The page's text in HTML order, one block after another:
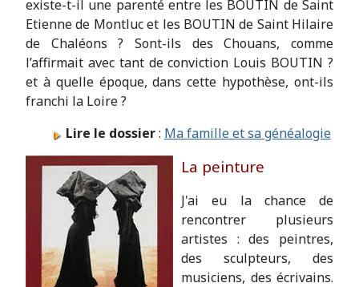
existe-t-il une parenté entre les BOUTIN de Saint
Etienne de Montluc et les BOUTIN de Saint Hilaire
de Chaléons ? Sont-ils des Chouans, comme
l’affirmait avec tant de conviction Louis BOUTIN ?
et à quelle époque, dans cette hypothèse, ont-ils
franchi la Loire ?
Lire le dossier: Ma famille et sa généalogie
La peinture
J'ai eu la chance de
rencontrer plusieurs
artistes : des peintres,
des sculpteurs, des
musiciens, des écrivains.